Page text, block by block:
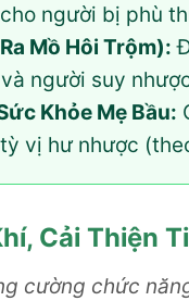
người bị phù
Mồ Hôi Trộm):
người suy
Khỏe Mẹ Bầu:
vị hư nhược
Cải Thiện
cường chức